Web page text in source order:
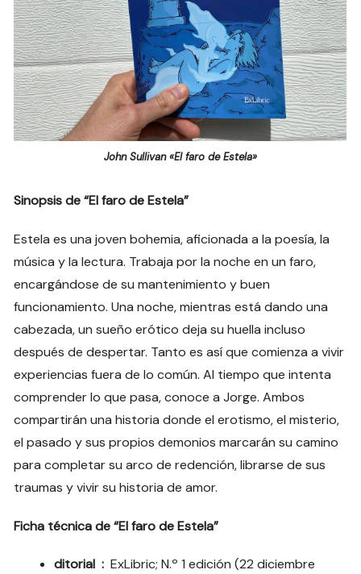
John Sullivan «El faro de Estela»
Sinopsis de “El faro de Estela”
Estela es una joven bohemia, aficionada a la poesía, la
música y la lectura. Trabaja por la noche en un faro,
encargándose de su mantenimiento y buen
funcionamiento. Una noche, mientras está dando una
cabezada, un sueño erótico deja su huella incluso
después de despertar. Tanto es así que comienza a vivir
experiencias fuera de lo común. Al tiempo que intenta
comprender lo que pasa, conoce a Jorge. Ambos
compartirán una historia donde el erotismo, el misterio,
el pasado y sus propios demonios marcarán su camino
para completar su arco de redención, librarse de sus
traumas y vivir su historia de amor.
Ficha técnica de “El faro de Estela”
ditorial ‏ : ‎ExLibric; N.º 1 edición (22 diciembre